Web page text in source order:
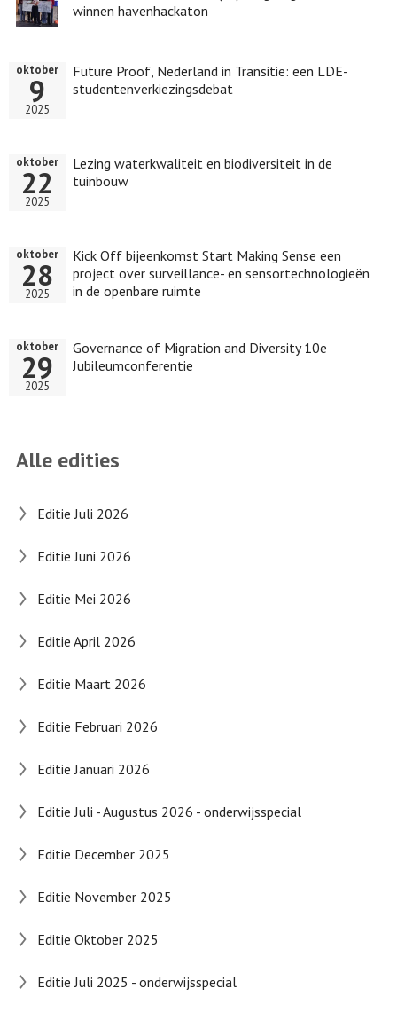
winnen havenhackaton
Future Proof, Nederland in Transitie: een LDE-
studentenverkiezingsdebat
oktober
9
2025
Lezing waterkwaliteit en biodiversiteit in de
tuinbouw
oktober
22
2025
Kick Off bijeenkomst Start Making Sense een
project over surveillance- en sensortechnologieën
in de openbare ruimte
oktober
28
2025
Governance of Migration and Diversity 10e
Jubileumconferentie
oktober
29
2025
Alle edities
Editie Juli 2026
Editie Juni 2026
Editie Mei 2026
Editie April 2026
Editie Maart 2026
Editie Februari 2026
Editie Januari 2026
Editie Juli - Augustus 2026 - onderwijsspecial
Editie December 2025
Editie November 2025
Editie Oktober 2025
Editie Juli 2025 - onderwijsspecial